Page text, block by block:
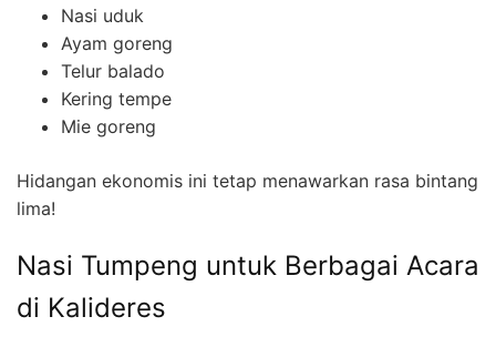
Nasi uduk
Ayam goreng
Telur balado
Kering tempe
Mie goreng
Hidangan ekonomis ini tetap menawarkan rasa bintang
lima!
Nasi Tumpeng untuk Berbagai Acara
di Kalideres